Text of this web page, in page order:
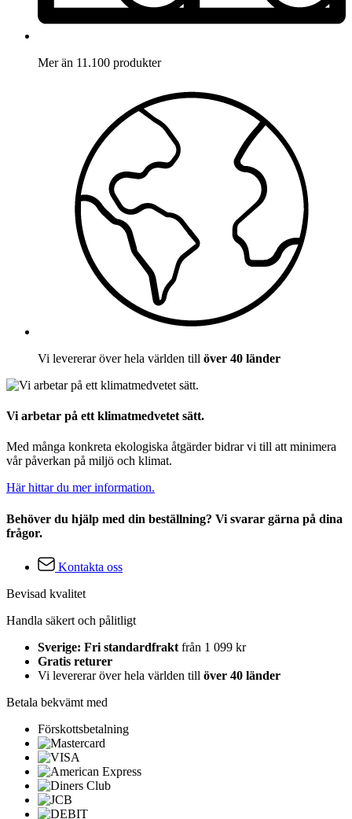
Mer än 11.100 produkter
Vi levererar över hela världen till över 40 länder
Vi arbetar på ett klimatmedvetet sätt.
Med många konkreta ekologiska åtgärder bidrar vi till att minimera
vår påverkan på miljö och klimat.
Här hittar du mer information.
Behöver du hjälp med din beställning? Vi svarar gärna på dina
frågor.
Kontakta oss
Bevisad kvalitet
Handla säkert och pålitligt
Sverige: Fri standardfrakt från 1 099 kr
Gratis returer
Vi levererar över hela världen till över 40 länder
Betala bekvämt med
Förskottsbetalning